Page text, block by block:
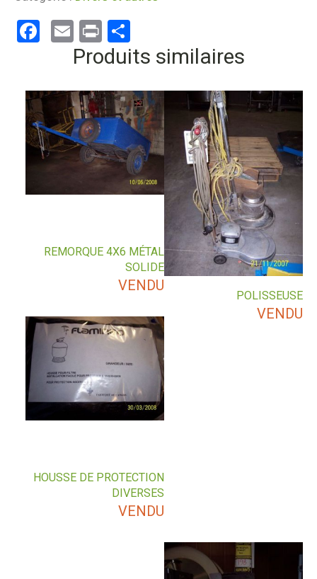
Facebook
EmailPrint
Produits similaires
POLISSEUSE
VENDU
REMORQUE 4X6 MÉTAL
SOLIDE
VENDU
HOUSSE DE PROTECTION
DIVERSES
VENDU